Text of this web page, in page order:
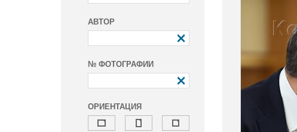
АВТОР
№ ФОТОГРАФИИ
ОРИЕНТАЦИЯ